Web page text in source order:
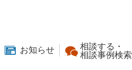
お知らせ
相談する・
相談事例検索